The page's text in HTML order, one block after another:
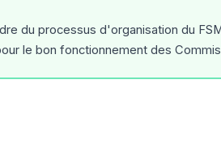
du processus d'organisation du
le bon fonctionnement des